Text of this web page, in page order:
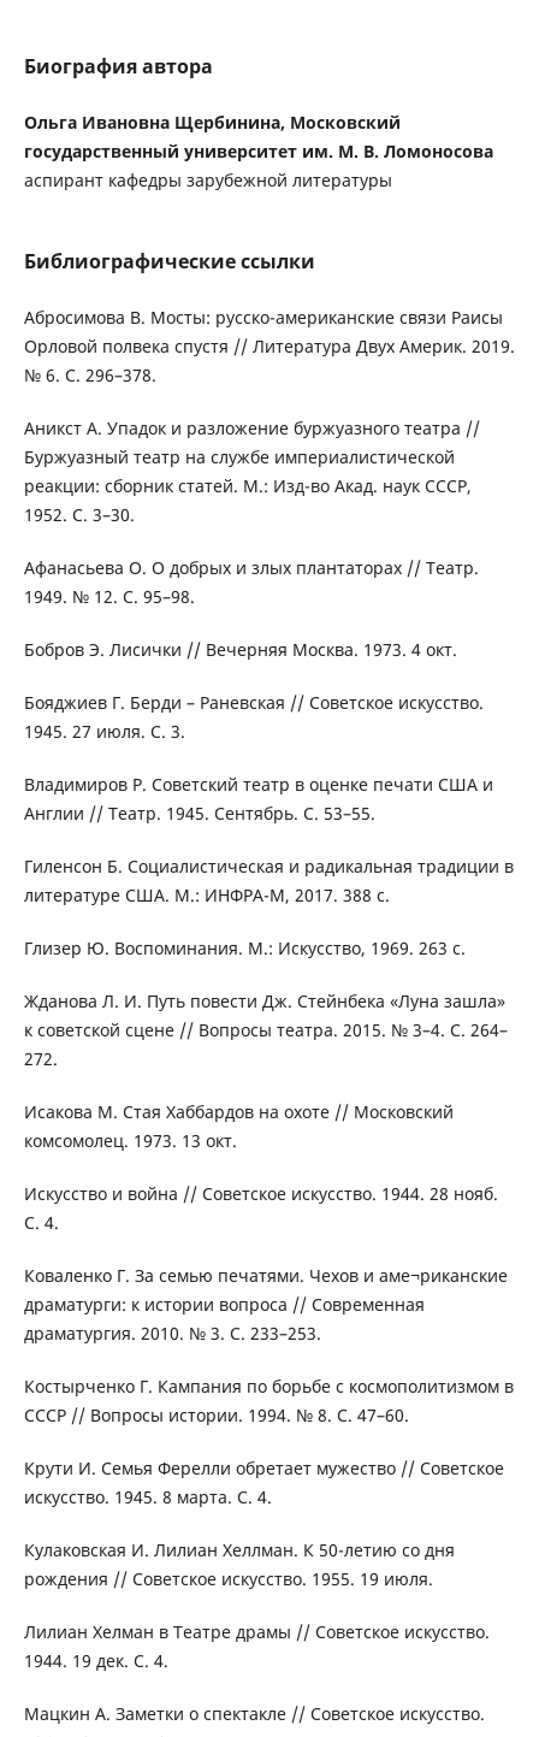
Биография автора
Ольга Ивановна Щербинина, Московский
государственный университет им. М. В. Ломоносова
аспирант кафедры зарубежной литературы
Библиографические ссылки
Абросимова В. Мосты: русско-американские связи Раисы
Орловой полвека спустя // Литература Двух Америк. 2019.
№ 6. С. 296–378.
Аникст А. Упадок и разложение буржуазного театра //
Буржуазный театр на службе империалистической
реакции: сборник статей. М.: Изд-во Акад. наук СССР,
1952. С. 3–30.
Афанасьева О. О добрых и злых плантаторах // Театр.
1949. № 12. С. 95–98.
Бобров Э. Лисички // Вечерняя Москва. 1973. 4 окт.
Бояджиев Г. Берди – Раневская // Советское искусство.
1945. 27 июля. С. 3.
Владимиров Р. Советский театр в оценке печати США и
Англии // Театр. 1945. Сентябрь. С. 53–55.
Гиленсон Б. Социалистическая и радикальная традиции в
литературе США. М.: ИНФРА-М, 2017. 388 c.
Глизер Ю. Воспоминания. М.: Искусство, 1969. 263 c.
Жданова Л. И. Путь повести Дж. Стейнбека «Луна зашла»
к советской сцене // Вопросы театра. 2015. № 3–4. С. 264–
272.
Исакова М. Стая Хаббардов на охоте // Московский
комсомолец. 1973. 13 окт.
Искусство и война // Советское искусство. 1944. 28 нояб.
С. 4.
Коваленко Г. За семью печатями. Чехов и аме¬риканские
драматурги: к истории вопроса // Современная
драматургия. 2010. № 3. С. 233–253.
Костырченко Г. Кампания по борьбе с космополитизмом в
СССР // Вопросы истории. 1994. № 8. C. 47–60.
Крути И. Семья Ферелли обретает мужество // Советское
искусство. 1945. 8 марта. C. 4.
Кулаковская И. Лилиан Хеллман. К 50-летию со дня
рождения // Советское искусство. 1955. 19 июля.
Лилиан Хелман в Театре драмы // Советское искусство.
1944. 19 дек. С. 4.
Мацкин А. Заметки о спектакле // Советское искусство.